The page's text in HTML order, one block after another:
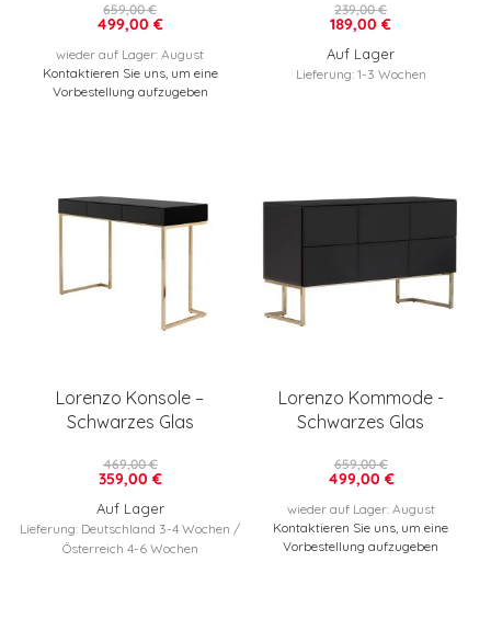
499,00 €
659,00 €
wieder auf Lager: August
Kontaktieren Sie uns, um eine
Vorbestellung aufzugeben
189,00 €
239,00 €
Auf Lager
Lieferung: 1-3 Wochen
Lorenzo Konsole –
Schwarzes Glas
359,00 €
469,00 €
Auf Lager
Lieferung: Deutschland 3-4 Wochen /
Österreich 4-6 Wochen
Lorenzo Kommode -
Schwarzes Glas
499,00 €
659,00 €
wieder auf Lager: August
Kontaktieren Sie uns, um eine
Vorbestellung aufzugeben